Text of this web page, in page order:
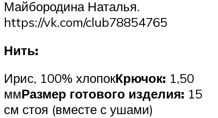
Майбородина Наталья.
https://vk.com/club78854765
Нить:
Ирис, 100% хлопокКрючок: 1,50
ммРазмер готового изделия: 15
см стоя (вместе с ушами)